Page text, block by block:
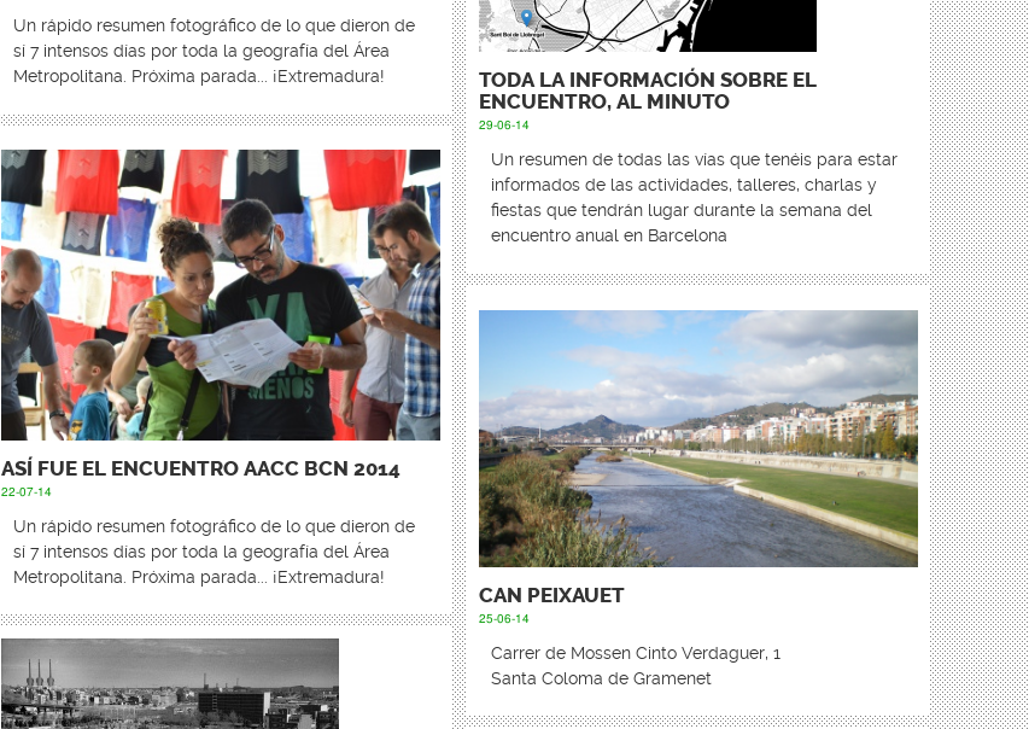
Un rápido resumen fotográfico de lo que dieron de
sí 7 intensos días por toda la geografía del Área
Metropolitana. Próxima parada... ¡Extremadura!
ASÍ FUE EL ENCUENTRO AACC BCN 2014
22-07-14
Un rápido resumen fotográfico de lo que dieron de
sí 7 intensos días por toda la geografía del Área
Metropolitana. Próxima parada... ¡Extremadura!
TODA LA INFORMACIÓN SOBRE EL
ENCUENTRO, AL MINUTO
29-06-14
Un resumen de todas las vías que tenéis para estar
informados de las actividades, talleres, charlas y
fiestas que tendrán lugar durante la semana del
encuentro anual en Barcelona
CAN PEIXAUET
25-06-14
Carrer de Mossen Cinto Verdaguer, 1
Santa Coloma de Gramenet